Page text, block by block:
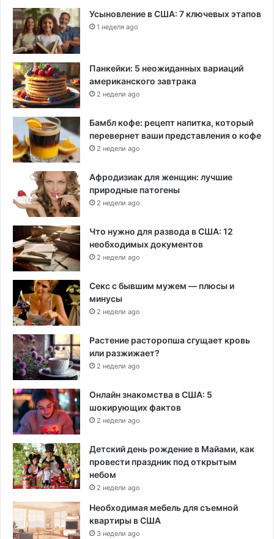
Усыновление в США: 7 ключевых этапов
1 неделя ago
Панкейки: 5 неожиданных вариаций
американского завтрака
2 недели ago
Бамбл кофе: рецепт напитка, который
перевернет ваши представления о кофе
2 недели ago
Афродизиак для женщин: лучшие
природные патогены
2 недели ago
Что нужно для развода в США: 12
необходимых документов
2 недели ago
Секс с бывшим мужем — плюсы и
минусы
2 недели ago
Растение расторопша сгущает кровь
или разжижает?
2 недели ago
Онлайн знакомства в США: 5
шокирующих фактов
2 недели ago
Детский день рождение в Майами, как
провести праздник под открытым
небом
2 недели ago
Необходимая мебель для съемной
квартиры в США
3 недели ago